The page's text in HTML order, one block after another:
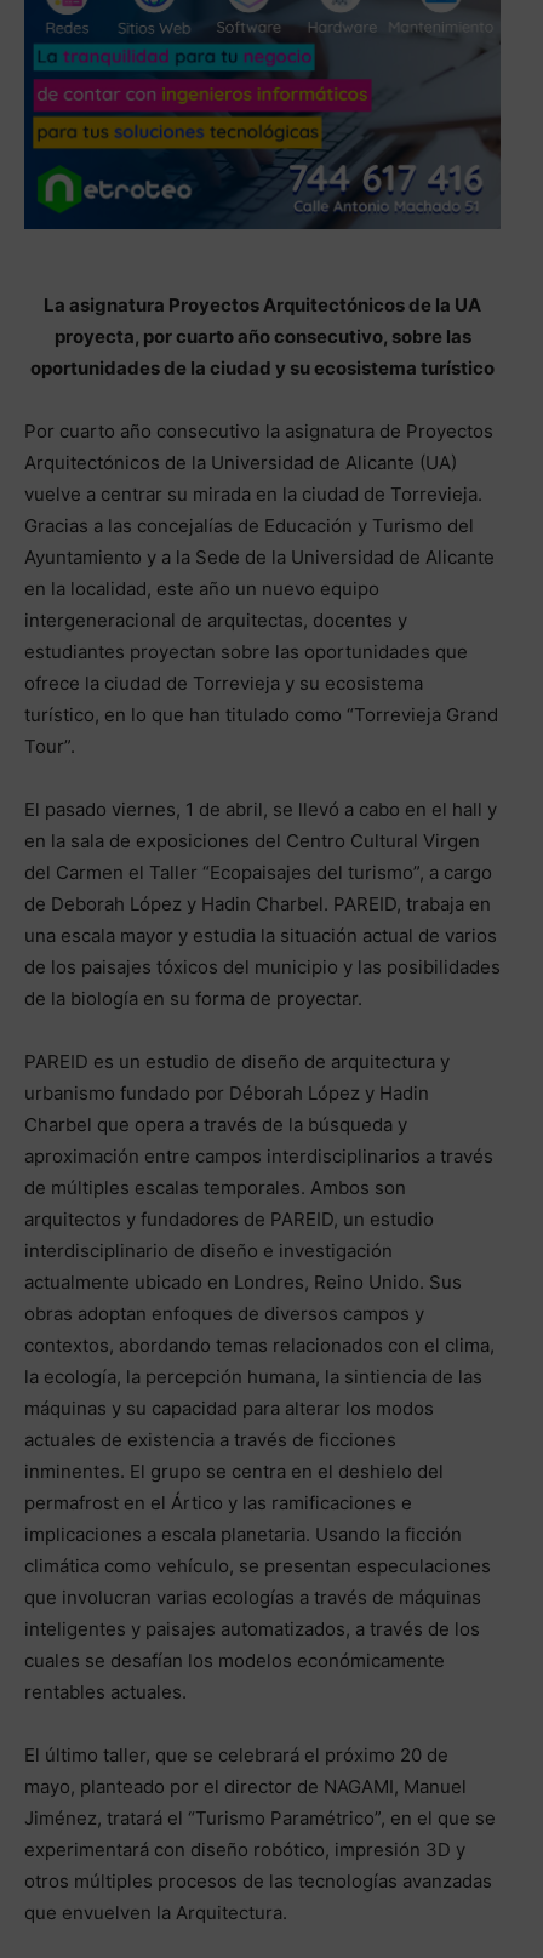
La asignatura Proyectos Arquitectónicos de la UA
proyecta, por cuarto año consecutivo, sobre las
oportunidades de la ciudad y su ecosistema turístico
Por cuarto año consecutivo la asignatura de Proyectos
Arquitectónicos de la Universidad de Alicante (UA)
vuelve a centrar su mirada en la ciudad de Torrevieja.
Gracias a las concejalías de Educación y Turismo del
Ayuntamiento y a la Sede de la Universidad de Alicante
en la localidad, este año un nuevo equipo
intergeneracional de arquitectas, docentes y
estudiantes proyectan sobre las oportunidades que
ofrece la ciudad de Torrevieja y su ecosistema
turístico, en lo que han titulado como “Torrevieja Grand
Tour”.
El pasado viernes, 1 de abril, se llevó a cabo en el hall y
en la sala de exposiciones del Centro Cultural Virgen
del Carmen el Taller “Ecopaisajes del turismo”, a cargo
de Deborah López y Hadin Charbel. PAREID, trabaja en
una escala mayor y estudia la situación actual de varios
de los paisajes tóxicos del municipio y las posibilidades
de la biología en su forma de proyectar.
PAREID es un estudio de diseño de arquitectura y
urbanismo fundado por Déborah López y Hadin
Charbel que opera a través de la búsqueda y
aproximación entre campos interdisciplinarios a través
de múltiples escalas temporales. Ambos son
arquitectos y fundadores de PAREID, un estudio
interdisciplinario de diseño e investigación
actualmente ubicado en Londres, Reino Unido. Sus
obras adoptan enfoques de diversos campos y
contextos, abordando temas relacionados con el clima,
la ecología, la percepción humana, la sintiencia de las
máquinas y su capacidad para alterar los modos
actuales de existencia a través de ficciones
inminentes. El grupo se centra en el deshielo del
permafrost en el Ártico y las ramificaciones e
implicaciones a escala planetaria. Usando la ficción
climática como vehículo, se presentan especulaciones
que involucran varias ecologías a través de máquinas
inteligentes y paisajes automatizados, a través de los
cuales se desafían los modelos económicamente
rentables actuales.
El último taller, que se celebrará el próximo 20 de
mayo, planteado por el director de NAGAMI, Manuel
Jiménez, tratará el “Turismo Paramétrico”, en el que se
experimentará con diseño robótico, impresión 3D y
otros múltiples procesos de las tecnologías avanzadas
que envuelven la Arquitectura.